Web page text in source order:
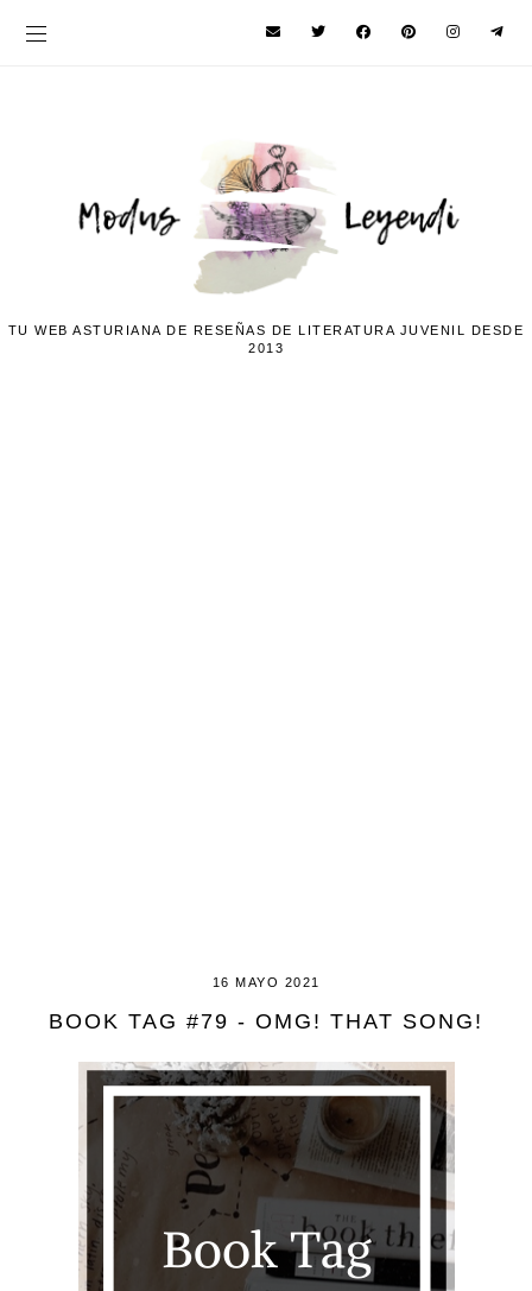
TU WEB ASTURIANA DE RESEÑAS DE LITERATURA JUVENIL DESDE
2013
16 MAYO 2021
BOOK TAG #79 - OMG! THAT SONG!